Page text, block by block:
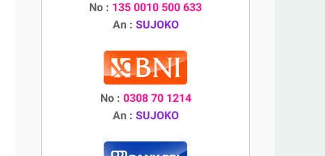
No : 135 0010 500 633
An : SUJOKO
No : 0308 70 1214
An : SUJOKO